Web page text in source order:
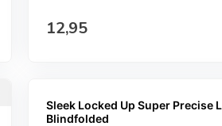
Normale prijs
12,95
Sleek Locked Up Super Precise
Blindfolded